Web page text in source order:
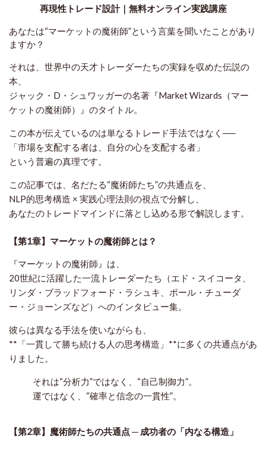
再現性トレード設計｜無料オンライン実践講座
あなたは“マーケットの魔術師”という言葉を聞いたことがあり
ますか？
それは、世界中の天才トレーダーたちの実録を収めた伝説の
本、
ジャック・D・シュワッガーの名著『Market Wizards（マー
ケットの魔術師）』のタイトル。
この本が伝えているのは単なるトレード手法ではなく──
「市場を支配する者は、自分の心を支配する者」
という普遍の真理です。
この記事では、名だたる“魔術師たち”の共通点を、
NLP的思考構造 × 実践心理法則の視点で分解し、
あなたのトレードマインドに落とし込める形で解説します。
【第1章】マーケットの魔術師とは？
『マーケットの魔術師』は、
20世紀に活躍した一流トレーダーたち（エド・スイコータ、
リンダ・ブラッドフォード・ラシュキ、ポール・チューダ
ー・ジョーンズなど）へのインタビュー集。
彼らは異なる手法を使いながらも、
**「一貫して勝ち続ける人の思考構造」**に多くの共通点があ
りました。
それは“分析力”ではなく、“自己制御力”。
運ではなく、“確率と信念の一貫性”。
【第2章】魔術師たちの共通点 ─ 成功者の「内なる構造」